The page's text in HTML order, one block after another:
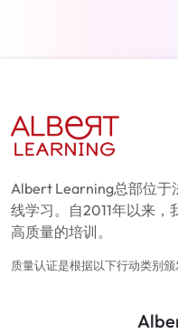
Albert Learning总部位于
线学习。自2011年以来，
高质量的培训。
质量认证是根据以下行动类别